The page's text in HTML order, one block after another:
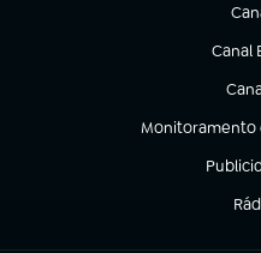
Canal
(abre
Monitoramento
(abre em nova
(abre